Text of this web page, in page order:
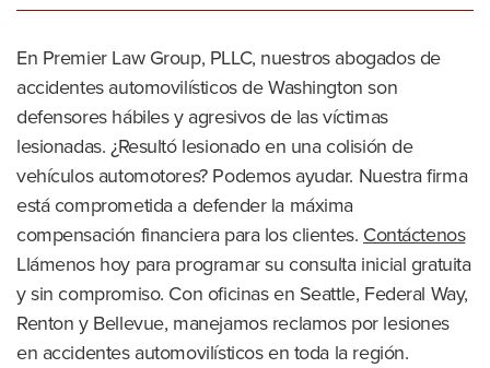
En Premier Law Group, PLLC, nuestros abogados de
accidentes automovilísticos de Washington son
defensores hábiles y agresivos de las víctimas
lesionadas. ¿Resultó lesionado en una colisión de
vehículos automotores? Podemos ayudar. Nuestra firma
está comprometida a defender la máxima
compensación financiera para los clientes. Contáctenos
Llámenos hoy para programar su consulta inicial gratuita
y sin compromiso. Con oficinas en Seattle, Federal Way,
Renton y Bellevue, manejamos reclamos por lesiones
en accidentes automovilísticos en toda la región.